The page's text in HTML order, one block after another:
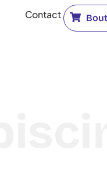
Contact